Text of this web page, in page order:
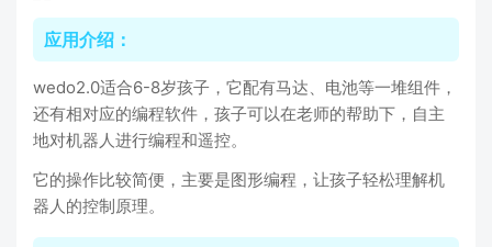
应用介绍：
wedo2.0适合6-8岁孩子，它配有马达、电池等一堆组件，
还有相对应的编程软件，孩子可以在老师的帮助下，自主
地对机器人进行编程和遥控。
它的操作比较简便，主要是图形编程，让孩子轻松理解机
器人的控制原理。